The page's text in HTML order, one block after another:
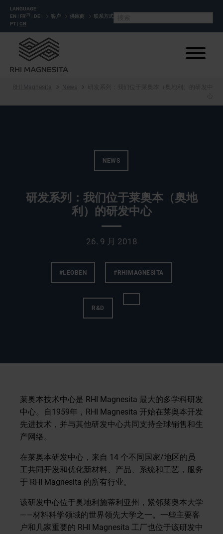
LANGUAGE:
EN | FR (?) | DE |
PT | CN
客户 供应商 联系方式
NEWS
研发系列：我们位于莱奥本（奥地
利）的研发中心
26. 9 月 2018
#LEOBEN #RHIMAGNESITA
R&D
莱奥本技术中心是 RHI Magnesita 最大的多学科研发
中心。自1959年，RHI Magnesita 开始在莱奥本开发
先进技术，并与其他研发中心共同支持全球销售和生
产网络。
在莱奥本研发中心，来自 14 个不同国家/地区的员
工共同开发和优化新材料、产品、系统和工艺，服务
于 RHI Magnesita 的所有行业。
该研发中心位于奥地利施蒂利亚州，紧邻莱奥本大学
——材料科学领域的世界领先大学之一。一些主要客
户和几家重要的 RHI Magnesita 工厂也位于该研发中